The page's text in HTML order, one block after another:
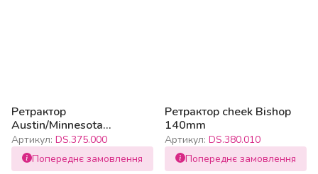
Ретрактор
Austin/Minnesota
combination
Артикул: DS.375.000
Попереднє замовлення
Ретрактор cheek Bishop
140mm
Артикул: DS.380.010
Попереднє замовлення